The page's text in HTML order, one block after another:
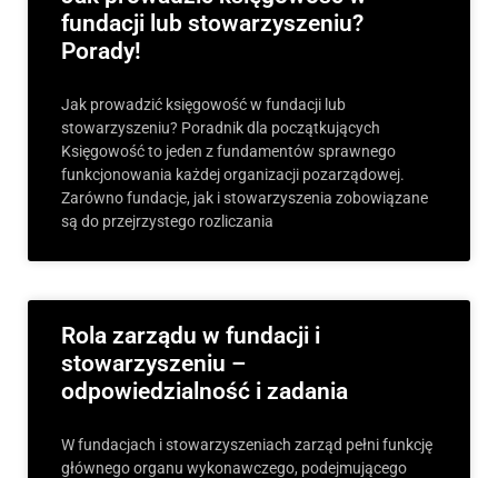
fundacji lub stowarzyszeniu?
Porady!
Jak prowadzić księgowość w fundacji lub
stowarzyszeniu? Poradnik dla początkujących
Księgowość to jeden z fundamentów sprawnego
funkcjonowania każdej organizacji pozarządowej.
Zarówno fundacje, jak i stowarzyszenia zobowiązane
są do przejrzystego rozliczania
Rola zarządu w fundacji i
stowarzyszeniu –
odpowiedzialność i zadania
W fundacjach i stowarzyszeniach zarząd pełni funkcję
głównego organu wykonawczego, podejmującego